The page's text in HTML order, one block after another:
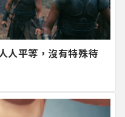
人平等，沒有特殊待